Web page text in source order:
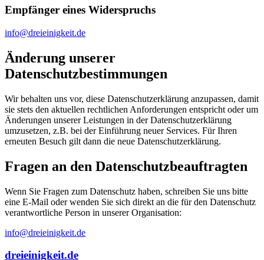
Empfänger eines Widerspruchs
info@dreieinigkeit.de
Änderung unserer
Datenschutzbestimmungen
Wir behalten uns vor, diese Datenschutzerklärung anzupassen, damit
sie stets den aktuellen rechtlichen Anforderungen entspricht oder um
Änderungen unserer Leistungen in der Datenschutzerklärung
umzusetzen, z.B. bei der Einführung neuer Services. Für Ihren
erneuten Besuch gilt dann die neue Datenschutzerklärung.
Fragen an den Datenschutzbeauftragten
Wenn Sie Fragen zum Datenschutz haben, schreiben Sie uns bitte
eine E-Mail oder wenden Sie sich direkt an die für den Datenschutz
verantwortliche Person in unserer Organisation:
info@dreieinigkeit.de
dreieinigkeit.de